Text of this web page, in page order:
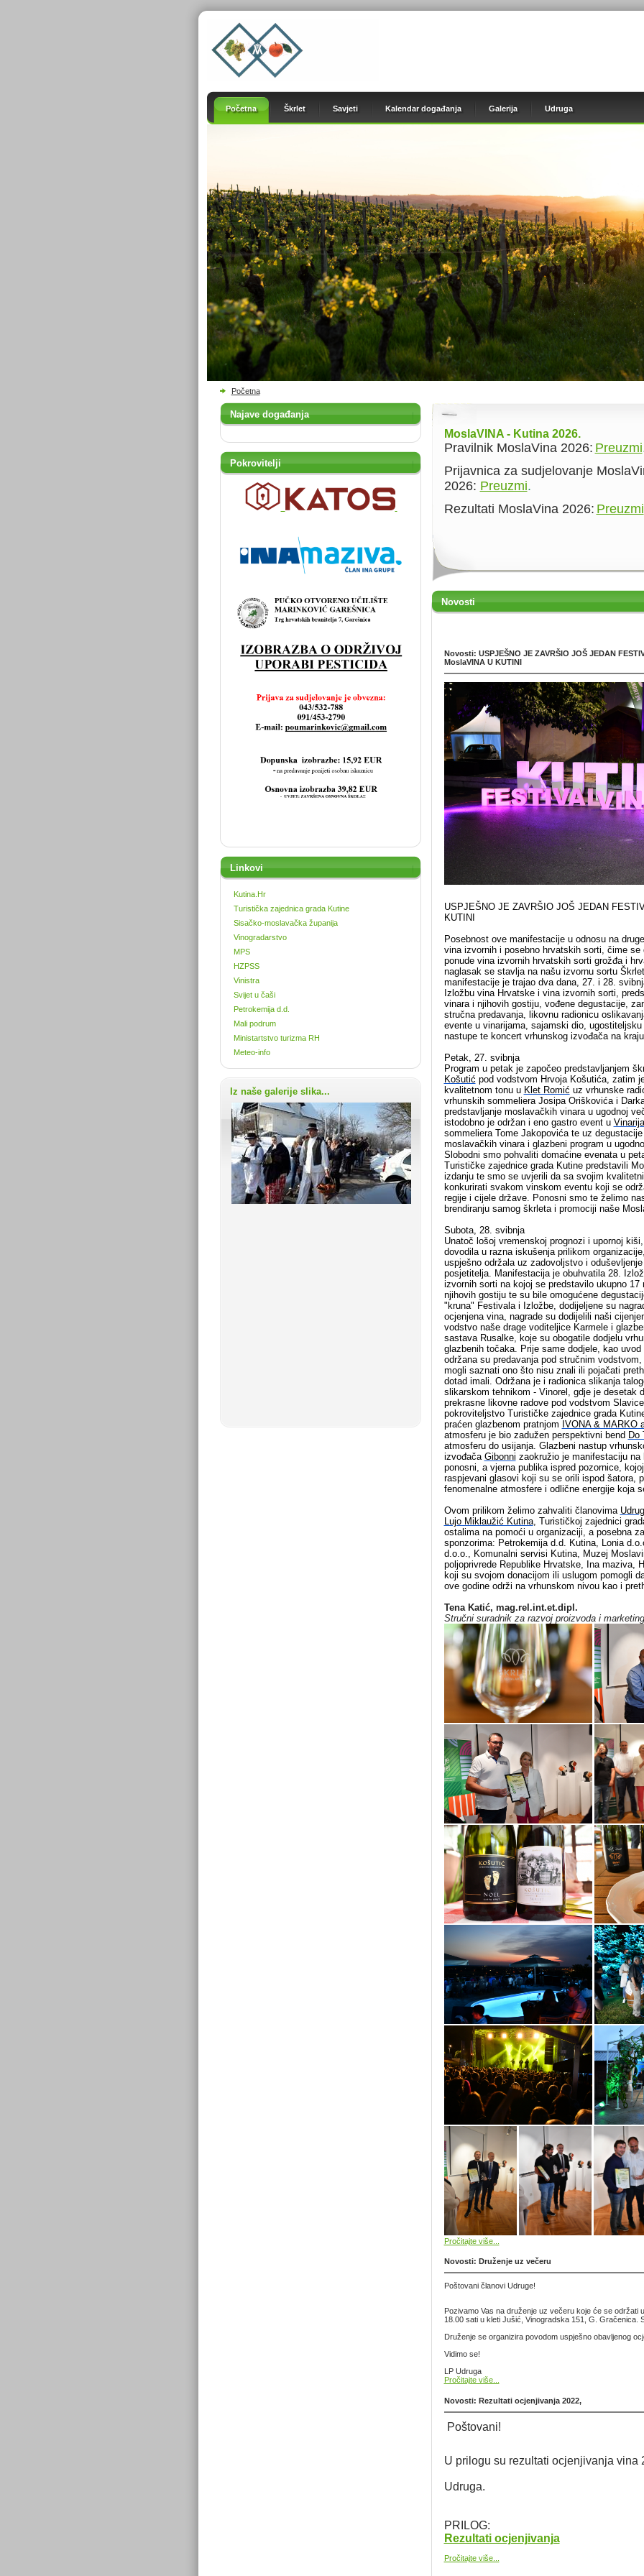
Početna Škrlet Savjeti Kalendar događanja Galerija Udruga
Početna
Najave događanja
Pokrovitelji
Linkovi
Kutina.Hr
Turistička zajednica grada Kutine
Sisačko-moslavačka županija
Vinogradarstvo
MPS
HZPSS
Vinistra
Svijet u čaši
Petrokemija d.d.
Mali podrum
Ministartstvo turizma RH
Meteo-info
Iz naše galerije slika...
MoslaVINA - Kutina 2026.
Pravilnik MoslaVina 2026: Preuzmi
Prijavnica za sudjelovanje
2026: Preuzmi.
Rezultati MoslaVina 2026: Preuzmi
Novosti
Novosti: USPJEŠNO JE ZAVRŠIO JOŠ JEDAN
MoslaVINA U KUTINI
USPJEŠNO JE ZAVRŠIO JOŠ JEDAN
KUTINI
Posebnost ove manifestacije u odnosu na
vina izvornih i posebno hrvatskih sorti, čime se
ponude vina izvornih hrvatskih sorti grožđa i
naglasak se stavlja na našu izvornu sortu
manifestacije je trajao dva dana, 27. i 28.
Izložbu vina Hrvatske i vina izvornih sorti,
vinara i njihovih gostiju, vođene degustacije,
stručna predavanja, likovnu radionicu
evente u vinarijama, sajamski dio, ugostiteljsku
nastupe te koncert vrhunskog izvođača na
Petak, 27. svibnja
Program u petak je započeo predstavljanjem
Košutić pod vodstvom Hrvoja Košutića, zatim
kvalitetnom tonu u Klet Romić uz vrhunske
vrhunskih sommeliera Josipa Oriškovića i
predstavljanje moslavačkih vinara u ugodnoj
istodobno je održan i eno gastro event u
sommeliera Tome Jakopovića te uz
moslavačkih vinara i glazbeni program u
Slobodni smo pohvaliti domaćine evenata u
Turističke zajednice grada Kutine predstavili
izdanju te smo se uvjerili da sa svojim
konkurirati svakom vinskom eventu koji se
regije i cijele države. Ponosni smo te želimo
brendiranju samog škrleta i promociji naše
Subota, 28. svibnja
Unatoč lošoj vremenskoj prognozi i upornoj
dovodila u razna iskušenja prilikom
uspješno održala uz zadovoljstvo i oduševljenje
posjetitelja. Manifestacija je obuhvatila 28.
izvornih sorti na kojoj se predstavilo ukupno 17
njihovih gostiju te su bile omogućene
"kruna" Festivala i Izložbe, dodijeljene su
ocjenjena vina, nagrade su dodijelili naši
vodstvo naše drage voditeljice Karmele i
sastava Rusalke, koje su obogatile dodjelu
glazbenih točaka. Prije same dodjele, kao uvod
održana su predavanja pod stručnim
mogli saznati ono što nisu znali ili pojačati
dotad imali. Održana je i radionica slikanja
slikarskom tehnikom - Vinorel, gdje je desetak
prekrasne likovne radove pod vodstvom
pokroviteljstvo Turističke zajednice grada
praćen glazbenom pratnjom IVONA & MARKO
atmosferu je bio zadužen perspektivni bend Do
atmosferu do usijanja. Glazbeni nastup
izvođača Gibonni zaokružio je manifestaciju na
ponosni, a vjerna publika ispred pozornice,
raspjevani glasovi koji su se orili ispod šatora,
fenomenalne atmosfere i odlične energije koja
Ovom prilikom želimo zahvaliti članovima
Lujo Miklaužić Kutina, Turističkoj zajednici
ostalima na pomoći u organizaciji, a posebna
sponzorima: Petrokemija d.d. Kutina, Lonia
d.o.o., Komunalni servisi Kutina, Muzej
poljoprivrede Republike Hrvatske, Ina maziva,
koji su svojom donacijom ili uslugom pomogli
ove godine održi na vrhunskom nivou kao i
Tena Katić, mag.rel.int.et.dipl.
Stručni suradnik za razvoj proizvoda i marketing
Pročitajte više...
Novosti: Druženje uz večeru
Poštovani članovi Udruge!
Pozivamo Vas na druženje uz večeru koje će se održati
18.00 sati u kleti Jušić, Vinogradska 151, G. Gračenica.
Druženje se organizira povodom uspješno obavljenog
Vidimo se!
LP Udruga
Pročitajte više...
Novosti: Rezultati ocjenjivanja 2022,
Poštovani!
U prilogu su rezultati ocjenjivanja vina
Udruga.
PRILOG:
Rezultati ocjenjivanja
Pročitajte više...